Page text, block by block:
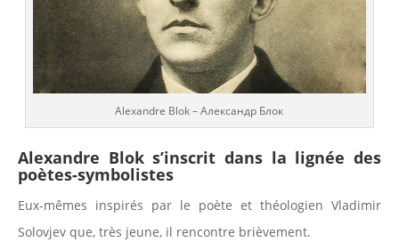
Alexandre Blok – Александр Блок
Alexandre Blok s’inscrit dans la lignée des
poètes-symbolistes
Eux-mêmes inspirés par le poète et théologien Vladimir
Solovjev que, très jeune, il rencontre brièvement.